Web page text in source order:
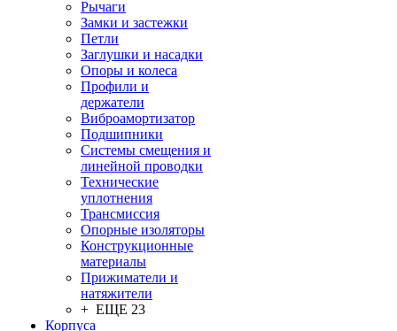
Рычаги
Замки и застежки
Петли
Заглушки и насадки
Опоры и колеса
Профили и
держатели
Виброамортизатор
Подшипники
Системы смещения и
линейной проводки
Технические
уплотнения
Трансмиссия
Опорные изоляторы
Конструкционные
материалы
Прижиматели и
натяжители
+ ЕЩЕ 23
Корпуса